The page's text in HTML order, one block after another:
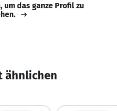
um das ganze Profil zu
ähnlichen